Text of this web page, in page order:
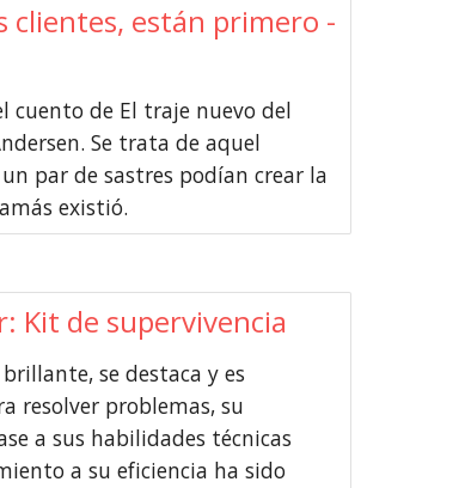
clientes, están primero -
cuento de El traje nuevo del
Se trata de aquel
par de sastres podían crear la
existió.
Kit de supervivencia
se destaca y es
resolver problemas, su
a sus habilidades técnicas
a su eficiencia ha sido